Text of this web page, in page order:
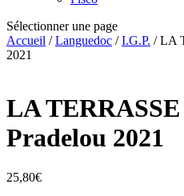
Sélectionner une page
Accueil /Languedoc /I.G.P. / LA
2021
LA
Pradelou 2021
25,80€